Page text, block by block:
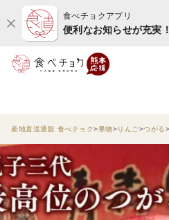
食べチョクアプリ
便利なお知らせが充実！
産地直送通販 食べチョク 果物 りんご つがる